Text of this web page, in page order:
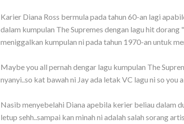
Karier Diana Ross bermula pada tahun 60-an lagi
dalam kumpulan The Supremes dengan lagu hit dorang
meniggalkan kumpulan ni pada tahun 1970-an untuk
Maybe you all pernah dengar lagu kumpulan The
nyanyi..so kat bawah ni Jay ada letak VC lagu ni so you
Nasib menyebelahi Diana apebila kerier beliau dalam
letup sehh..sampai kan minah ni adalah salah sorang